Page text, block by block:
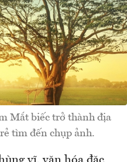
Mắt biếc trở thành địa
tìm đến chụp ảnh.